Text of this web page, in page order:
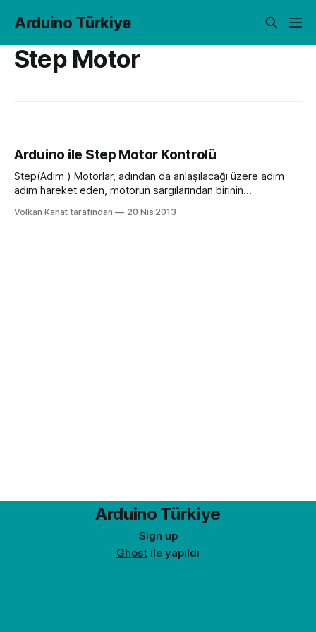
Arduino Türkiye
Step Motor
Arduino ile Step Motor Kontrolü
Step(Adım ) Motorlar, adından da anlaşılacağı üzere adım
adım hareket eden, motorun sargılarından birinin
motorlardır. Adımlarınızın kaç derecelik olacağı motorunuzun
Volkan Kanat tarafından 20 Nis 2013
Arduino Türkiye
Sign up
Ghost ile yapıldı